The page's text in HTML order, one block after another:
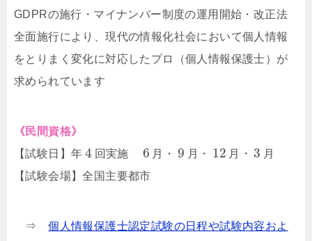
GDPRの施行・マイナンバー制度の運用開始・改正法
全面施行により、現代の情報化社会において個人情報
をとりまく変化に対応したプロ（個人情報保護士）が
求められています
《民間資格》
【試験日】年 4 回実施 6 月・ 9 月・ 12 月・ 3 月
【試験会場】全国主要都市
⇒個人情報保護士認定試験の日程や試験内容およ